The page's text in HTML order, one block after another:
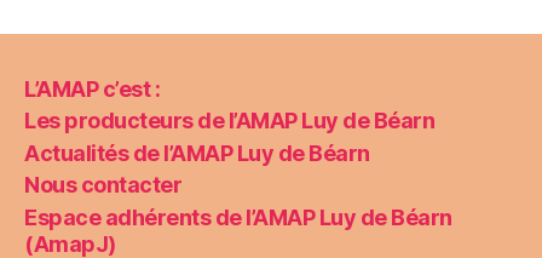
L’AMAP c’est :
Les producteurs de l’AMAP Luy de Béarn
Actualités de l’AMAP Luy de Béarn
Nous contacter
Espace adhérents de l’AMAP Luy de Béarn
(AmapJ)